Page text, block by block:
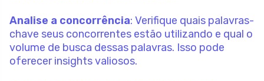
Analise a concorrência: Verifique quais palavras-
chave seus concorrentes estão utilizando e qual o
volume de busca dessas palavras. Isso pode
oferecer insights valiosos.